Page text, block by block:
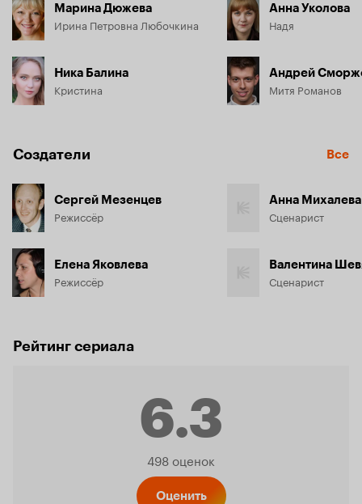
Марина Дюжева
Ирина Петровна Любочкина
Ника Балина
Кристина
Анна Уколова
Надя
Андрей
Митя Романов
Создатели Все
Сергей Мезенцев
Режиссёр
Елена Яковлева
Режиссёр
Анна Михалева
Сценарист
Валентина
Сценарист
Рейтинг сериала
6.3
Рейтинг
498 оценок
Оценить